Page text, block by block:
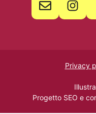
Privacy
Progetto SEO e